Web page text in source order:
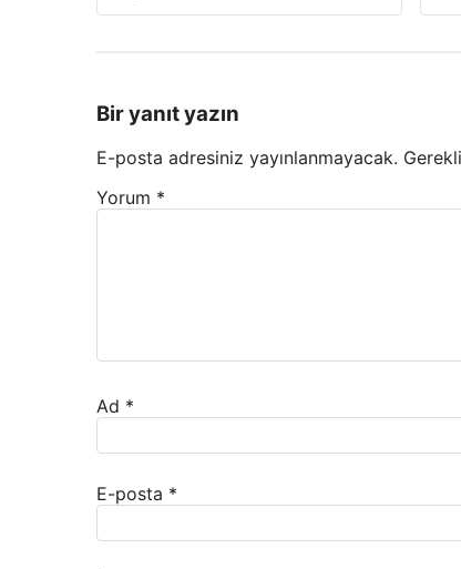
Bir yanıt yazın
E-posta adresiniz yayınlanmayacak.
Yorum *
Ad *
E-posta *